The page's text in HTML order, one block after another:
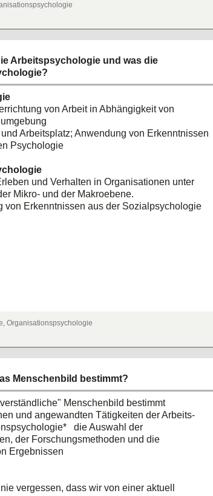
Personen ist gering.
Arbeitspsychologie und was die
von Arbeit in Abhängigkeit von
Arbeitsplatz; Anwendung von Erkenntnissen
Psychologie
und Verhalten in Organisationen unter
Mikro- und der Makroebene.
von Erkenntnissen aus der Sozialpsychologie
Organisationspsychologie
Menschenbild bestimmt?
Menschenbild bestimmt
und angewandten Tätigkeiten der Arbeits-
die Auswahl der
der Forschungsmethoden und die
Ergebnissen
vergessen, dass wir von einer aktuell